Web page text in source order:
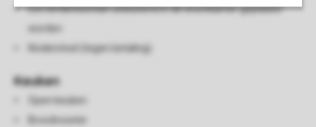
Een kinderbed kan uitsluitend in de woonkamer geplaatst
worden
Kinderstoel (tegen betaling)
Keuken
Open keuken
Broodrooster